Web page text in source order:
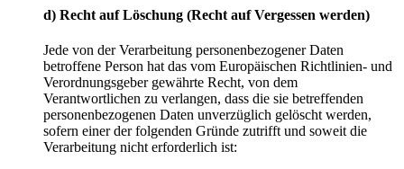
d) Recht auf Löschung (Recht auf Vergessen werden)
Jede von der Verarbeitung personenbezogener Daten
betroffene Person hat das vom Europäischen Richtlinien- und
Verordnungsgeber gewährte Recht, von dem
Verantwortlichen zu verlangen, dass die sie betreffenden
personenbezogenen Daten unverzüglich gelöscht werden,
sofern einer der folgenden Gründe zutrifft und soweit die
Verarbeitung nicht erforderlich ist: